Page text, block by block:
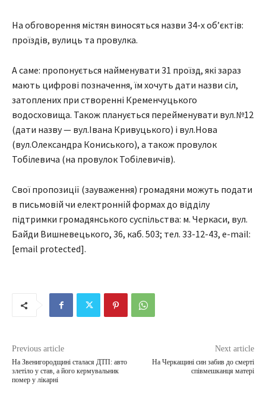
На обговорення містян виносяться назви 34-х об’єктів:
проїздів, вулиць та провулка.
А саме: пропонується найменувати 31 проїзд, які зараз
мають цифрові позначення, їм хочуть дати назви сіл,
затоплених при створенні Кременчуцького
водосховища. Також планується перейменувати вул.№12
(дати назву — вул.Івана Кривуцького) і вул.Нова
(вул.Олександра Кониського), а також провулок
Тобілевича (на провулок Тобілевичів).
Свої пропозиції (зауваження) громадяни можуть подати
в письмовій чи електронній формах до відділу
підтримки громадянського суспільства: м. Черкаси, вул.
Байди Вишневецького, 36, каб. 503; тел. 33-12-43, e-mail:
[email protected].
Previous article
На Звенигородщині сталася ДТП: авто
злетіло у став, а його кермувальник
помер у лікарні
Next article
На Черкащині син забив до смерті
співмешканця матері